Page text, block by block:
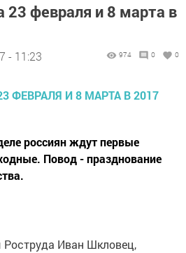
23 февраля и 8 марта в
- 11:23 974 0 0
россиян ждут первые
Повод - празднование
Иван Шкловец,